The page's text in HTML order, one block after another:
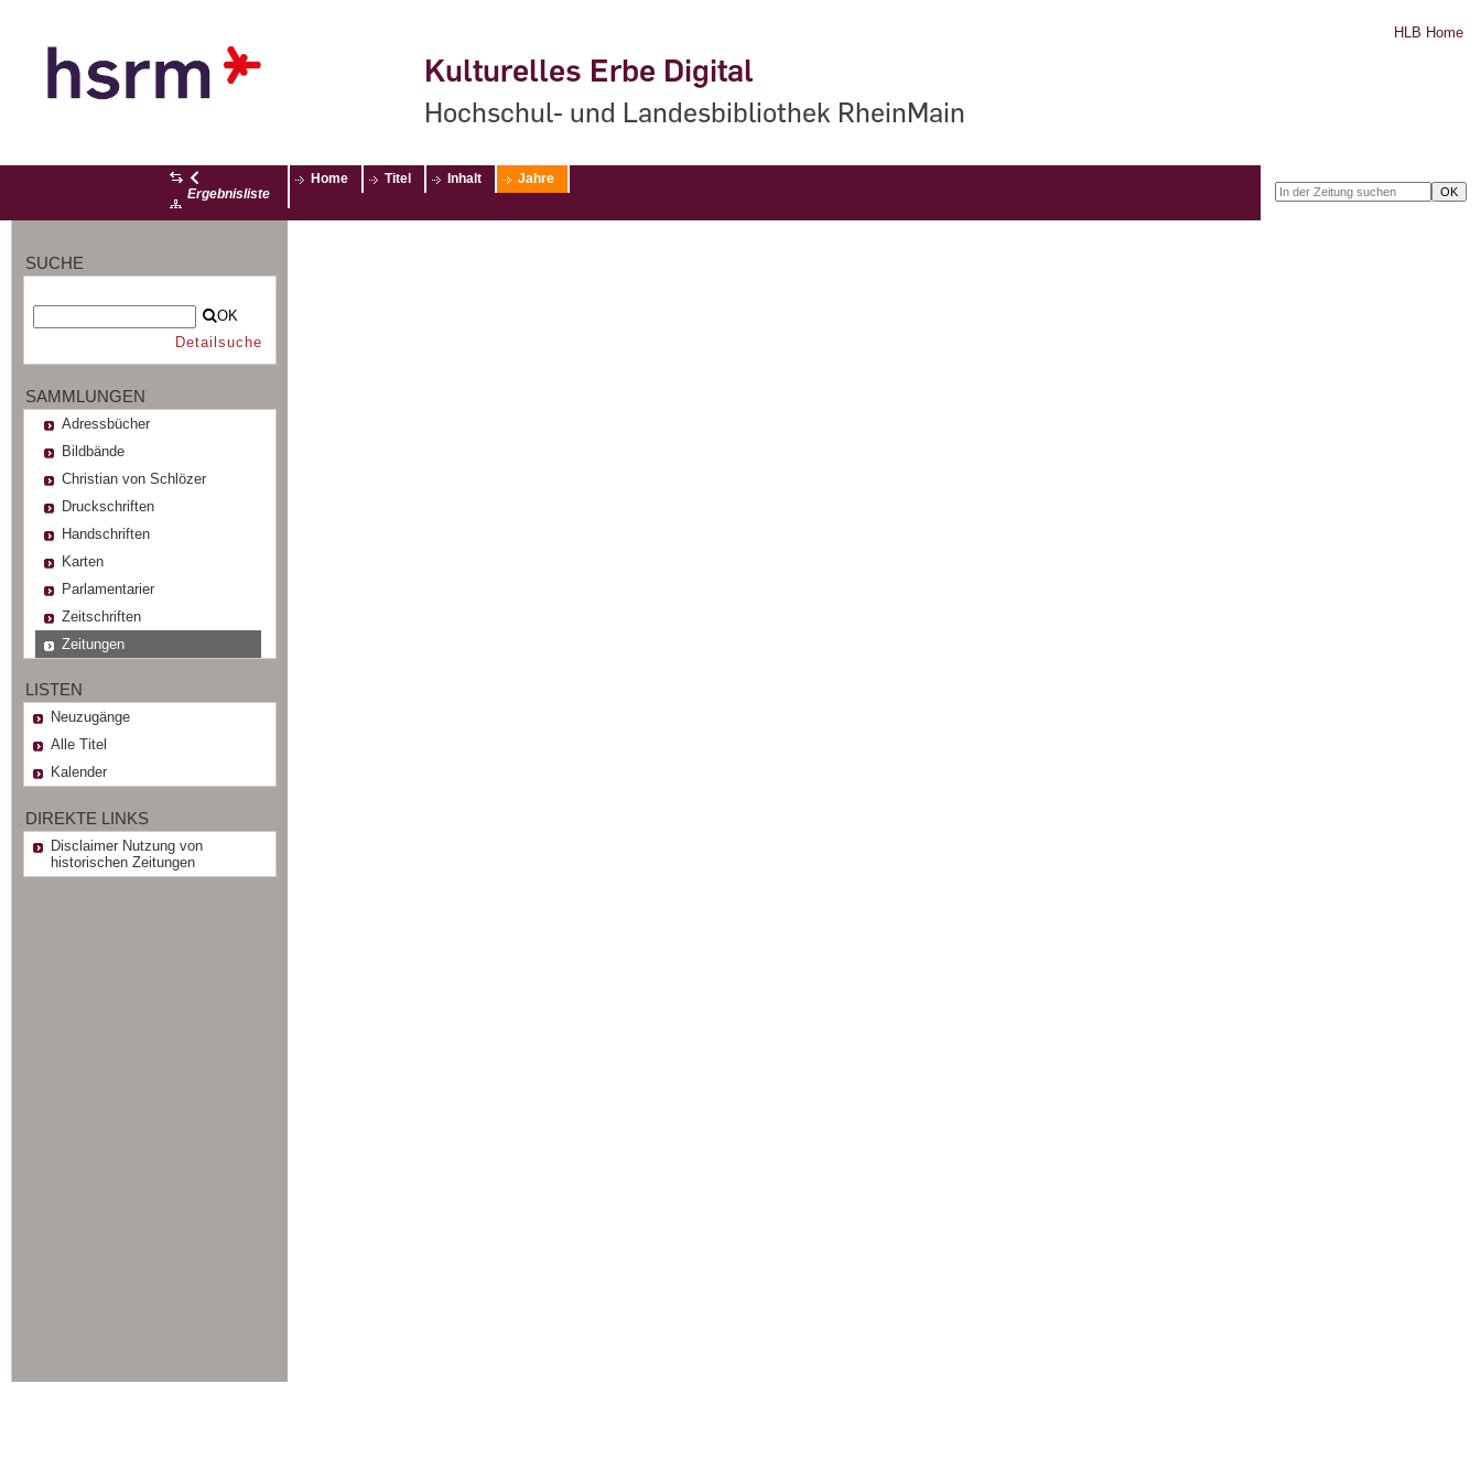
Kulturelles Erbe Digital
Hochschul- und Landesbibliothek RheinMain
HLB Home
Ergebnisliste
Home Titel Inhalt Jahre
SUCHE
OK
Detailsuche
SAMMLUNGEN
Adressbücher
Bildbände
Christian von Schlözer
Druckschriften
Handschriften
Karten
Parlamentarier
Zeitschriften
Zeitungen
LISTEN
Neuzugänge
Alle Titel
Kalender
DIREKTE LINKS
Disclaimer Nutzung von
historischen Zeitungen